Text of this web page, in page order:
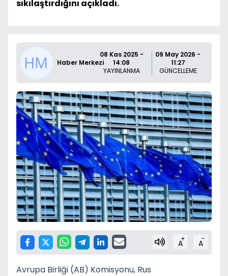
sıkılaştırdığını açıkladı.
Haber Merkezi
08 Kas 2025 -
14:08
YAYINLANMA
09 May 2026 -
11:27
GÜNCELLEME
A+ A-
Avrupa Birliği (AB) Komisyonu, Rus